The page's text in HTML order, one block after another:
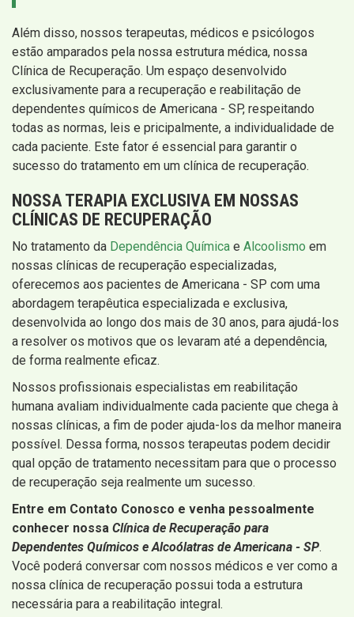
Além disso, nossos terapeutas, médicos e psicólogos
estão amparados pela nossa estrutura médica, nossa
Clínica de Recuperação. Um espaço desenvolvido
exclusivamente para a recuperação e reabilitação de
dependentes químicos de Americana - SP, respeitando
todas as normas, leis e pricipalmente, a individualidade de
cada paciente. Este fator é essencial para garantir o
sucesso do tratamento em um clínica de recuperação.
NOSSA TERAPIA EXCLUSIVA EM NOSSAS
CLÍNICAS DE RECUPERAÇÃO
No tratamento da Dependência Química e Alcoolismo em
nossas clínicas de recuperação especializadas,
oferecemos aos pacientes de Americana - SP com uma
abordagem terapêutica especializada e exclusiva,
desenvolvida ao longo dos mais de 30 anos, para ajudá-los
a resolver os motivos que os levaram até a dependência,
de forma realmente eficaz.
Nossos profissionais especialistas em reabilitação
humana avaliam individualmente cada paciente que chega à
nossas clínicas, a fim de poder ajuda-los da melhor maneira
possível. Dessa forma, nossos terapeutas podem decidir
qual opção de tratamento necessitam para que o processo
de recuperação seja realmente um sucesso.
Entre em Contato Conosco e venha pessoalmente
conhecer nossa Clínica de Recuperação para
Dependentes Químicos e Alcoólatras de Americana - SP.
Você poderá conversar com nossos médicos e ver como a
nossa clínica de recuperação possui toda a estrutura
necessária para a reabilitação integral.